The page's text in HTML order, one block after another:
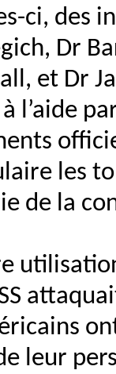
ci, des
Dr
et Dr
l’aide
les
de la
leur